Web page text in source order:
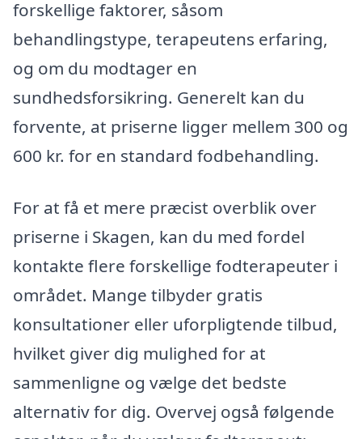
forskellige faktorer, såsom
behandlingstype, terapeutens erfaring,
og om du modtager en
sundhedsforsikring. Generelt kan du
forvente, at priserne ligger mellem 300 og
600 kr. for en standard fodbehandling.
For at få et mere præcist overblik over
priserne i Skagen, kan du med fordel
kontakte flere forskellige fodterapeuter i
området. Mange tilbyder gratis
konsultationer eller uforpligtende tilbud,
hvilket giver dig mulighed for at
sammenligne og vælge det bedste
alternativ for dig. Overvej også følgende